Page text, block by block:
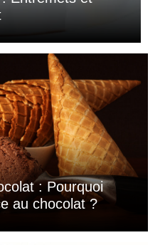
: Pourquoi
au chocolat ?